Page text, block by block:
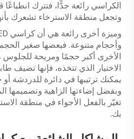
الكراسي رائعة جدًّا، فتترك
وتجعل منطقة الاسترخاء تشعرك
وأحجام متنوعة. فبعضها صغير
الأخرى أكبر حجمًا ومريحة
الاختيار الذي تتخذه، فإنها تضيف
يمكنك ترتيبها في دائرة للدردشة
تغيّر بالفعل الأجواء في منطقة
بك.